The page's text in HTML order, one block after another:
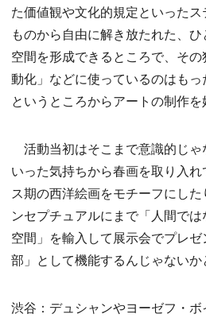
た価値観や文化的規定といった
ものから自由に解き放たれた、
空間を形成できるところで、そ
動化」などに使っているのはも
というところからアートの制作を
活動当初はそこまで意識的じゃ
いった気持ちから春画を取り入
ス期の西洋絵画をモチーフにし
ンセプチュアルにまで「人間で
空間」を輸入して展示会でプレ
部」として機能するんじゃないか
渋谷：デュシャンやヨーゼフ・